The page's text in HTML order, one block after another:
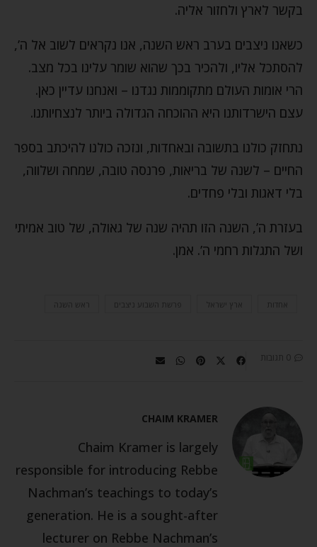
בקשר לארץ ולחזור אליה.
כשאנו ניצבים בערב ראש השנה, אנו נקראים לשוב אל ה’,
להסתכל אליו, ולהכיר בכך שהוא שומר עלינו בכל מצב.
הרי אומות העולם מתקוממות נגדנו – ואנחנו עדיין כאן.
עצם הישרדותנו היא ההוכחה הגדולה ביותר לנצחיותנו.
נתחזק כולנו בתשובה ובאחדות, ונזכה כולנו להיכתב בספר
החיים – לשנה של בריאות, פרנסה טובה, שמחה ושלווה,
בלי דאגות ובלי פחדים.
בעזרת ה’, השנה הזו תהיה שנה של גאולה, של טוב אמיתי
ושל התגלות רחמי ה’. אמן.
אחדות ארץ ישראל פרשת השבוע ניצבים ראש השנה
0 תגובות
CHAIM KRAMER
Chaim Kramer is largely
responsible for introducing Rebbe
Nachman’s teachings to today’s
generation. He is a sought-after
lecturer on Rebbe Nachman’s